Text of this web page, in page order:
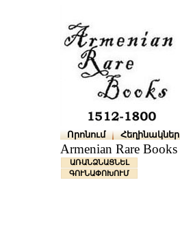
Որոնում Հեղինակներ
Armenian Rare Books
ԱՌԱՆՁՆԱՑՆԵԼ
ԳՈՒՆԱՓՈԽՈՒՄ